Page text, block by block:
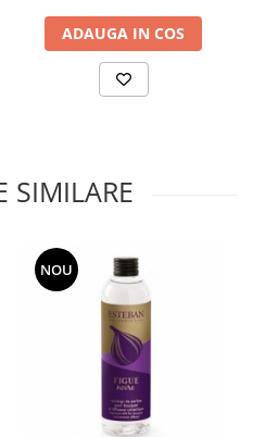
ADAUGA IN COS
SIMILARE
NOU